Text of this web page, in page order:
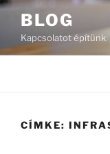
Tartalomhoz
BLOG
Kapcsolatot építünk
CÍMKE: